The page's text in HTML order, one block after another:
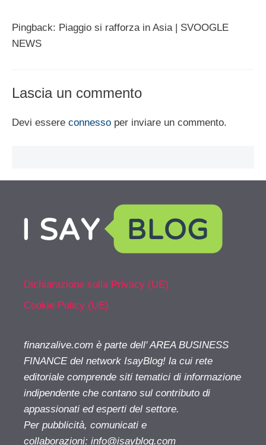
Pingback: Piaggio si rafforza in Asia | SVOOGLE
NEWS
Lascia un commento
Devi essere connesso per inviare un commento.
Dichiarazione sulla Privacy (UE)
Cookie Policy (UE)
finanzalive.com è parte dell' AREA BUSINESS
FINANCE del network IsayBlog! la cui rete
editoriale comprende siti tematici di informazione
indipendente che contano sul contributo di
appassionati ed esperti del settore.
Per pubblicità, comunicati e
collaborazioni: info@isayblog.com